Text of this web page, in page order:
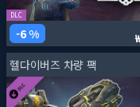
DLC
6 %
헬다이버즈 차량 팩